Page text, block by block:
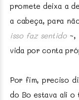
promete deixa a
a cabeça, para
isso faz sentido~,
vida por conta
Por fim, preciso
do Bo estava ali